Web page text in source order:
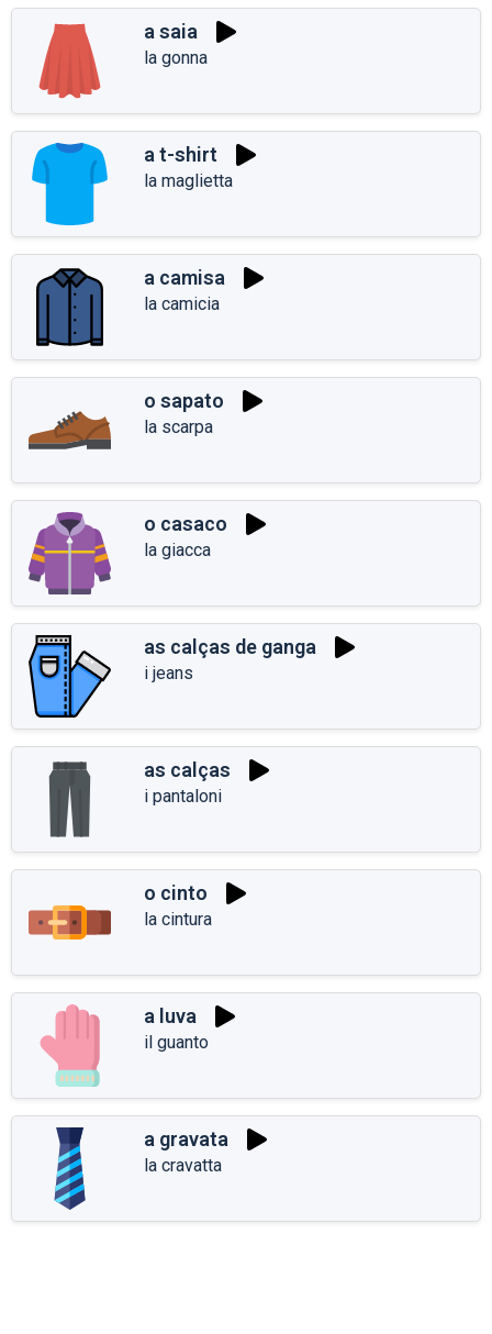
a saia
la gonna
a t-shirt
la maglietta
a camisa
la camicia
o sapato
la scarpa
o casaco
la giacca
as calças de ganga
i jeans
as calças
i pantaloni
o cinto
la cintura
a luva
il guanto
a gravata
la cravatta